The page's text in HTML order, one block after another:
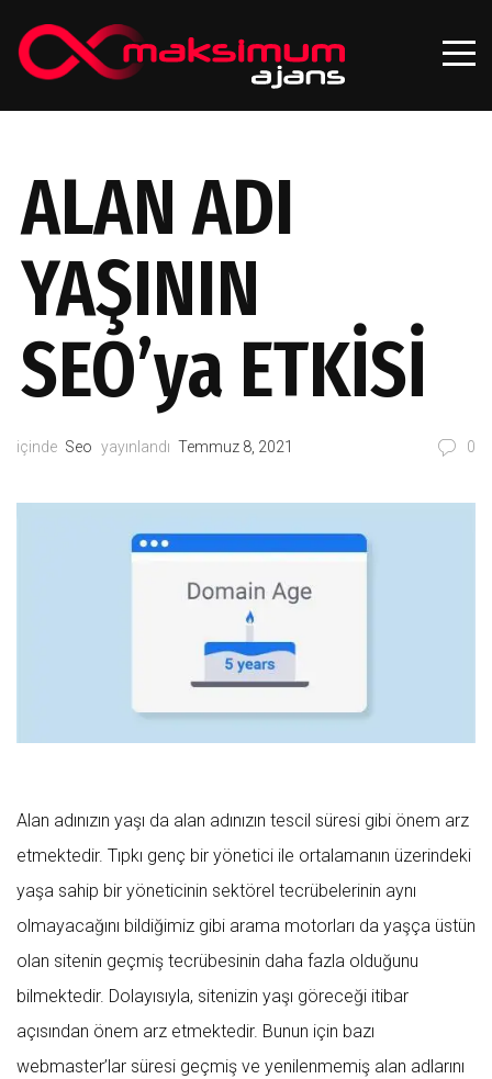
ALAN ADI
YAŞININ
SEO’ya ETKİSİ
içinde Seo yayınlandı Temmuz 8, 2021 0
Alan adınızın yaşı da alan adınızın tescil süresi gibi önem arz
etmektedir. Tıpkı genç bir yönetici ile ortalamanın üzerindeki
yaşa sahip bir yöneticinin sektörel tecrübelerinin aynı
olmayacağını bildiğimiz gibi arama motorları da yaşça üstün
olan sitenin geçmiş tecrübesinin daha fazla olduğunu
bilmektedir. Dolayısıyla, sitenizin yaşı göreceği itibar
açısından önem arz etmektedir. Bunun için bazı
webmaster’lar süresi geçmiş ve yenilenmemiş alan adlarını